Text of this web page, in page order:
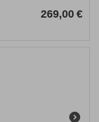
269,00 €